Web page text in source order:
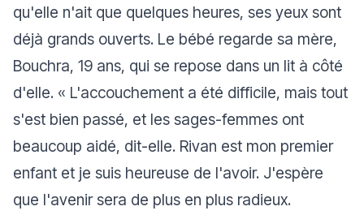
qu'elle n'ait que quelques heures, ses yeux sont
déjà grands ouverts. Le bébé regarde sa mère,
Bouchra, 19 ans, qui se repose dans un lit à côté
d'elle. « L'accouchement a été difficile, mais tout
s'est bien passé, et les sages-femmes ont
beaucoup aidé, dit-elle. Rivan est mon premier
enfant et je suis heureuse de l'avoir. J'espère
que l'avenir sera de plus en plus radieux.